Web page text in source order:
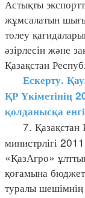
Астықты
жұмсалатын
төлеу
әзірлесін және
Қазақстан
Ескерту.
ҚР Үкіметінің
қолданысқа
7. Қазақстан
министрлігі
«ҚазАгро»
қоғамына
туралы шешімнің